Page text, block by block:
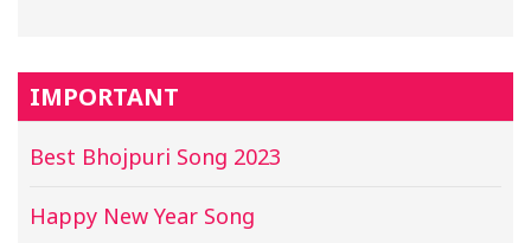
IMPORTANT
Best Bhojpuri Song 2023
Happy New Year Song